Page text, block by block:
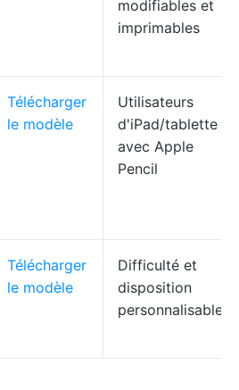
modifiables et
imprimables
Télécharger
le modèle
Utilisateurs
d'iPad/tablette
avec Apple
Pencil
Télécharger
le modèle
Difficulté et
disposition
personnalisables